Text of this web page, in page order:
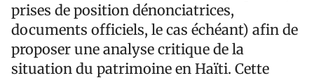
prises de position dénonciatrices,
documents officiels, le cas échéant) afin de
proposer une analyse critique de la
situation du patrimoine en Haïti. Cette